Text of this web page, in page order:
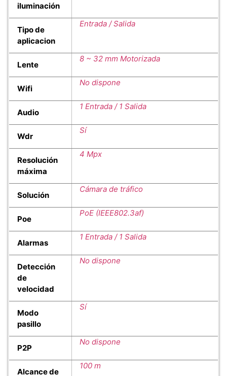
iluminación
Tipo de
aplicacion
Entrada / Salida
Lente
8 ~ 32 mm Motorizada
Wifi
No dispone
Audio
1 Entrada / 1 Salida
Wdr
Sí
Resolución
máxima
4 Mpx
Solución
Cámara de tráfico
Poe
PoE (IEEE802.3af)
Alarmas
1 Entrada / 1 Salida
Detección
de
velocidad
No dispone
Modo
pasillo
Sí
P2P
No dispone
Alcance de
100 m